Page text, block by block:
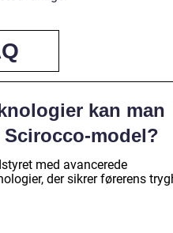
kan man
model?
med avancerede
der sikrer førerens